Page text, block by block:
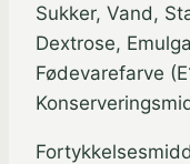
Sukker, Vand,
Dextrose,
Fødevarefarve